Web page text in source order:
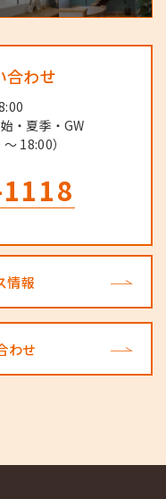
合わせ
・夏季・GW
18:00）
情報
わせ